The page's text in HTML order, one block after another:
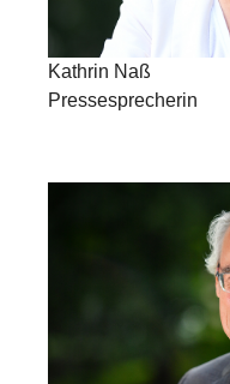
Kathrin Naß
Pressesprecherin